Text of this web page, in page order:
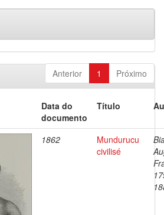
Anterior 1 Próximo
Data do
documento
Título
1862
Mundurucu
civilisé